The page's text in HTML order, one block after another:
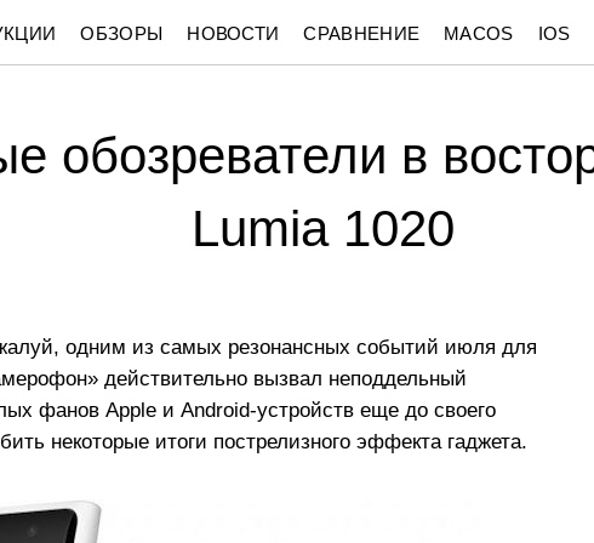
ОБЗОРЫ НОВОСТИ СРАВНЕНИЕ MACOS IOS
обозреватели в
Lumia 1020
одним из самых резонансных событий июля для
действительно вызвал неподдельный
фанов Apple и Android-устройств еще до своего
некоторые итоги пострелизного эффекта гаджета.